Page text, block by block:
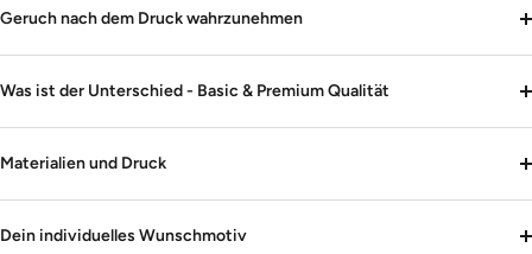
Geruch nach dem Druck wahrzunehmen
Was ist der Unterschied - Basic & Premium Qualität
Materialien und Druck
Dein individuelles Wunschmotiv